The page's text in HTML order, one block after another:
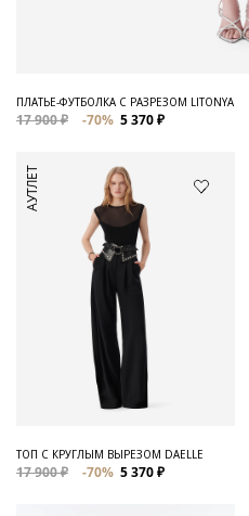
ПЛАТЬЕ-ФУТБОЛКА С РАЗРЕЗОМ LITONYA
17 900 ₽ -70% 5 370 ₽
АУТЛЕТ
ТОП С КРУГЛЫМ ВЫРЕЗОМ DAELLE
17 900 ₽ -70% 5 370 ₽